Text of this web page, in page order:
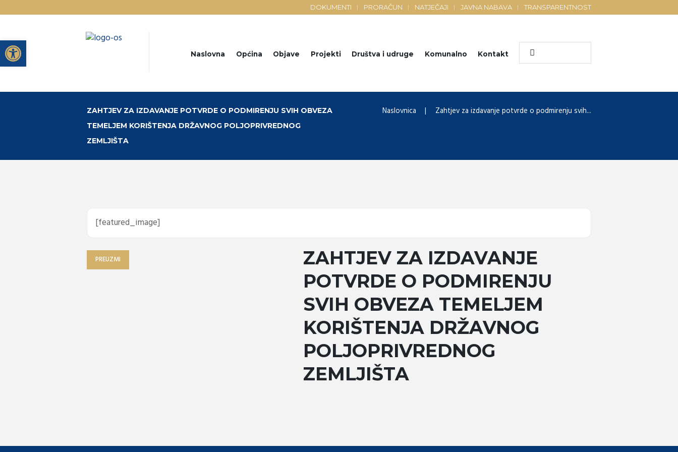
DOKUMENTI PRORAČUN NATJEČAJI JAVNA NABAVA TRANSPARENTNOST
Naslovna Općina Objave Projekti Društva i udruge Komunalno Kontakt
ZAHTJEV ZA IZDAVANJE POTVRDE O PODMIRENJU SVIH OBVEZA
TEMELJEM KORIŠTENJA DRŽAVNOG POLJOPRIVREDNOG
ZEMLJIŠTA
Naslovnica Zahtjev za izdavanje potvrde o podmirenju svih...
[featured_image]
PREUZMI
ZAHTJEV ZA IZDAVANJE
POTVRDE O PODMIRENJU
SVIH OBVEZA TEMELJEM
KORIŠTENJA DRŽAVNOG
POLJOPRIVREDNOG
ZEMLJIŠTA
Open toolbar